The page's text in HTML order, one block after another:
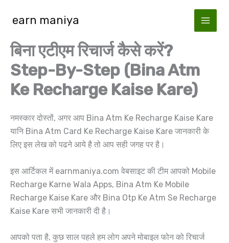
earn maniya
बिना एटीएम रिचार्ज कैसे करें?
Step-By-Step (Bina Atm
Ke Recharge Kaise Kare)
नमस्कार दोस्तों, अगर आप Bina Atm Ke Recharge Kaise Kare
यानि Bina Atm Card Ke Recharge Kaise Kare जानकारी के
लिए इस लेख को पढने आये है तो आप सही जगह पर है।
इस आर्टिकल में earnmaniya.com वेबसाइट की टीम आपको Mobile
Recharge Karne Wala Apps, Bina Atm Ke Mobile
Recharge Kaise Kare और Bina Otp Ke Atm Se Recharge
Kaise Kare सभी जानकारी दी है।
आपको पता है, कुछ साल पहले हम लोग अपने मोबाइल फोन को रिचार्ज